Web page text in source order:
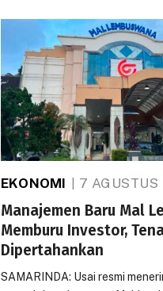
EKONOMI 7 AGUSTUS
Manajemen Baru Mal
Memburu Investor,
Dipertahankan
SAMARINDA: Usai resmi